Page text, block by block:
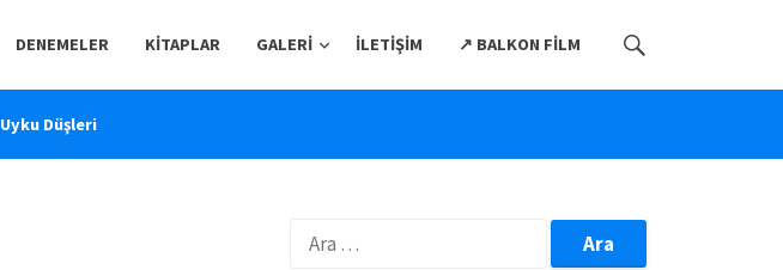
DENEMELER KITAPLAR GALERI İLETIŞIM ↗️ BALKON FILM
Uyku Düşleri
Arama: